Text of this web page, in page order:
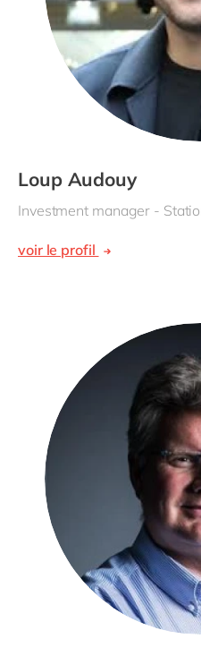
Loup Audouy
Investment manager -
voir le profil